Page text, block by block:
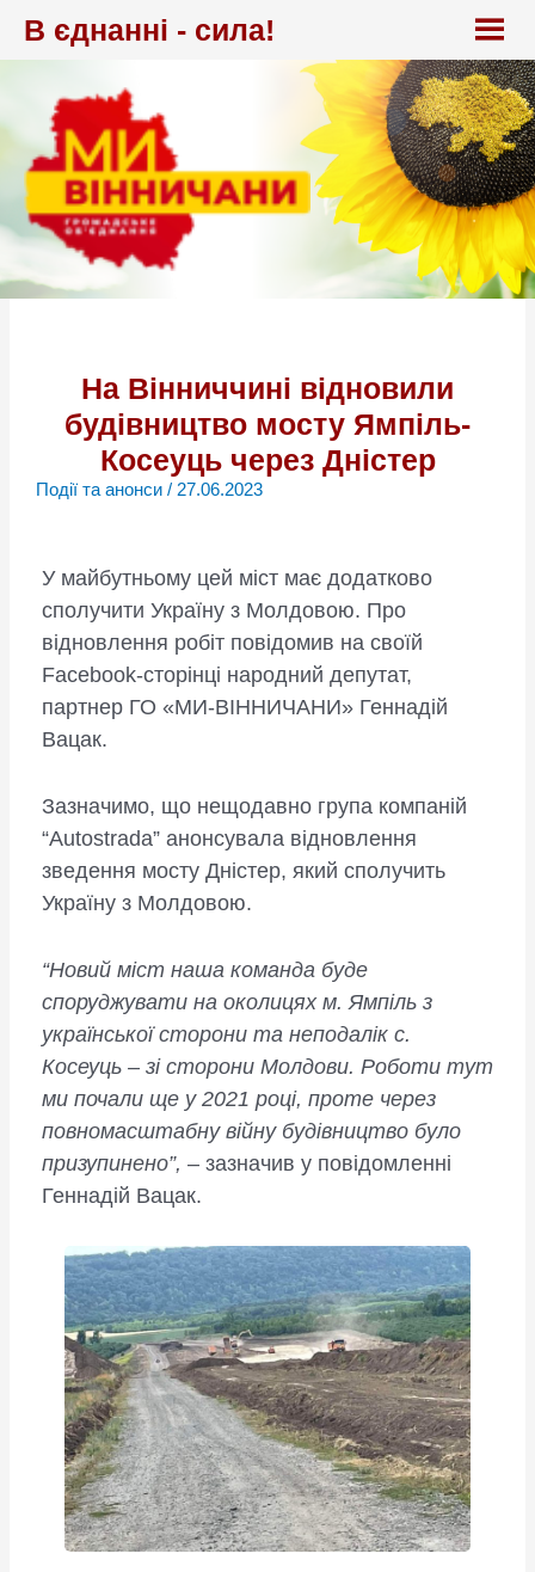
В єднанні - сила!
На Вінниччині відновили
будівництво мосту Ямпіль-
Косеуць через Дністер
Події та анонси/ 27.06.2023
У майбутньому цей міст має додатково
сполучити Україну з Молдовою. Про
відновлення робіт повідомив на cвоїй
Facebook-сторінці народний депутат,
партнер ГО «МИ-ВІННИЧАНИ» Геннадій
Вацак.
Зазначимо, що нещодавно група компаній
“Autostrada” анонсувала відновлення
зведення мосту Дністер, який сполучить
Україну з Молдовою.
“Новий міст наша команда буде
споруджувати на околицях м. Ямпіль з
української сторони та неподалік с.
Косеуць – зі сторони Молдови. Роботи тут
ми почали ще у 2021 році, проте через
повномасштабну війну будівництво було
призупинено”, – зазначив у повідомленні
Геннадій Вацак.